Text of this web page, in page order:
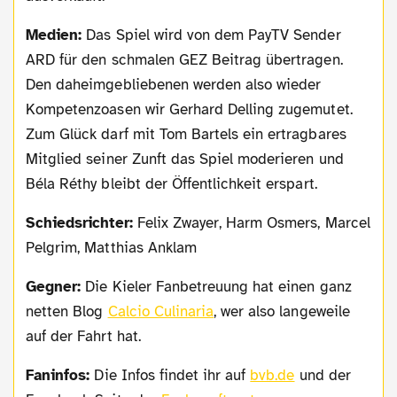
Medien: Das Spiel wird von dem PayTV Sender
ARD für den schmalen GEZ Beitrag übertragen.
Den daheimgebliebenen werden also wieder
Kompetenzoasen wir Gerhard Delling zugemutet.
Zum Glück darf mit Tom Bartels ein ertragbares
Mitglied seiner Zunft das Spiel moderieren und
Béla Réthy bleibt der Öffentlichkeit erspart.
Schiedsrichter:Felix Zwayer, Harm Osmers, Marcel
Pelgrim, Matthias Anklam
Gegner: Die Kieler Fanbetreuung hat einen ganz
netten Blog Calcio Culinaria, wer also langeweile
auf der Fahrt hat.
Faninfos: Die Infos findet ihr auf bvb.de und der